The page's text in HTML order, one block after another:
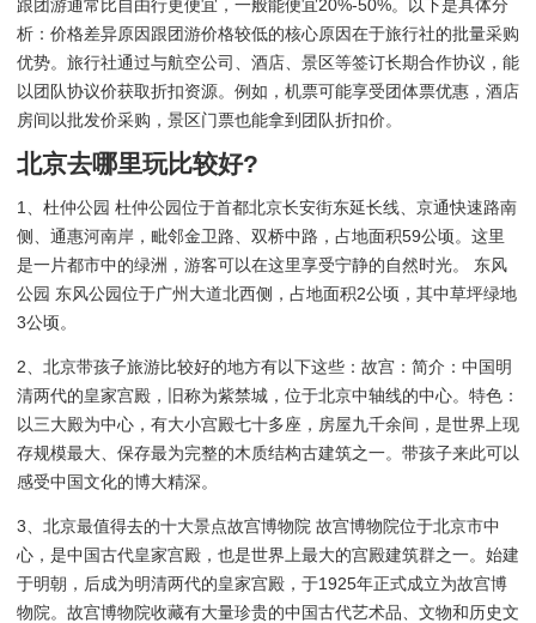
跟团游通常比自由行更便宜，一般能便宜20%-50%。以下是具体分
析：价格差异原因跟团游价格较低的核心原因在于旅行社的批量采购
优势。旅行社通过与航空公司、酒店、景区等签订长期合作协议，能
以团队协议价获取折扣资源。例如，机票可能享受团体票优惠，酒店
房间以批发价采购，景区门票也能拿到团队折扣价。
北京去哪里玩比较好?
1、杜仲公园 杜仲公园位于首都北京长安街东延长线、京通快速路南
侧、通惠河南岸，毗邻金卫路、双桥中路，占地面积59公顷。这里
是一片都市中的绿洲，游客可以在这里享受宁静的自然时光。 东风
公园 东风公园位于广州大道北西侧，占地面积2公顷，其中草坪绿地
3公顷。
2、北京带孩子旅游比较好的地方有以下这些：故宫：简介：中国明
清两代的皇家宫殿，旧称为紫禁城，位于北京中轴线的中心。特色：
以三大殿为中心，有大小宫殿七十多座，房屋九千余间，是世界上现
存规模最大、保存最为完整的木质结构古建筑之一。带孩子来此可以
感受中国文化的博大精深。
3、北京最值得去的十大景点故宫博物院 故宫博物院位于北京市中
心，是中国古代皇家宫殿，也是世界上最大的宫殿建筑群之一。始建
于明朝，后成为明清两代的皇家宫殿，于1925年正式成立为故宫博
物院。故宫博物院收藏有大量珍贵的中国古代艺术品、文物和历史文